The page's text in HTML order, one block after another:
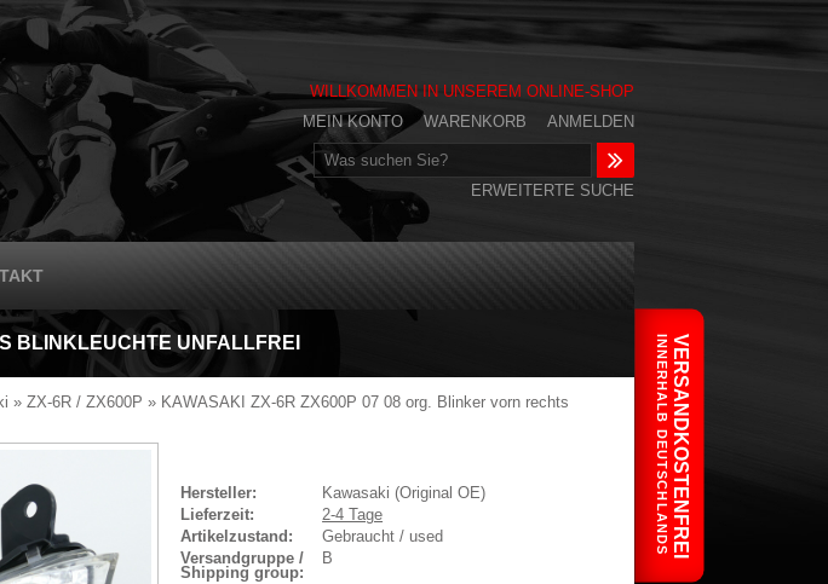
WILLKOMMEN IN UNSEREM ONLINE-SHOP
MEIN KONTO
WARENKORB ANMELDEN
ERWEITERTE SUCHE
BLINKLEUCHTE UNFALLFREI
» ZX-6R / ZX600P » KAWASAKI ZX-6R ZX600P 07 08 org. Blinker vorn rechts
Hersteller:
Kawasaki (Original OE)
Lieferzeit:
2-4 Tage
Artikelzustand:
Gebraucht / used
Versandgruppe /
Shipping group:
B
VERSANDKOSTENFREI
INNERHALB DEUTSCHLANDS